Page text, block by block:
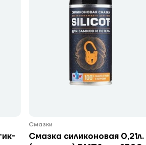
Смазки
Смазка силиконовая 0,21л.